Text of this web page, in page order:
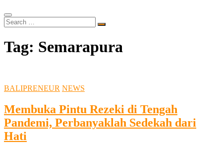
Search
…
Tag: Semarapura
BALIPRENEUR NEWS
Membuka Pintu Rezeki di Tengah
Pandemi, Perbanyaklah Sedekah dari
Hati